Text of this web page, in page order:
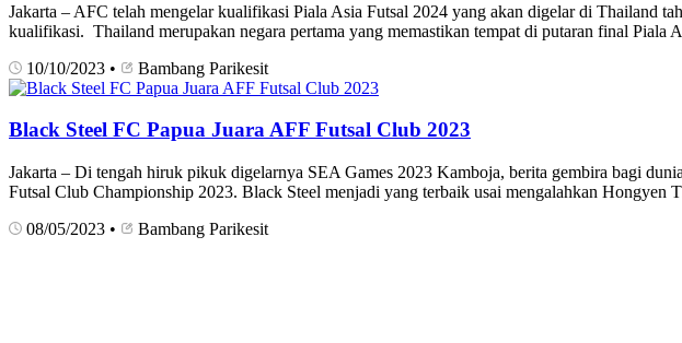
Jakarta – AFC telah mengelar kualifikasi Piala Asia Futsal 2024 yang akan digelar di Thailand
kualifikasi. Thailand merupakan negara pertama yang memastikan tempat di putaran final Piala
10/10/2023 • Bambang Parikesit
Black Steel FC Papua Juara AFF Futsal Club 2023
Jakarta – Di tengah hiruk pikuk digelarnya SEA Games 2023 Kamboja, berita gembira bagi
Futsal Club Championship 2023. Black Steel menjadi yang terbaik usai mengalahkan
08/05/2023 • Bambang Parikesit